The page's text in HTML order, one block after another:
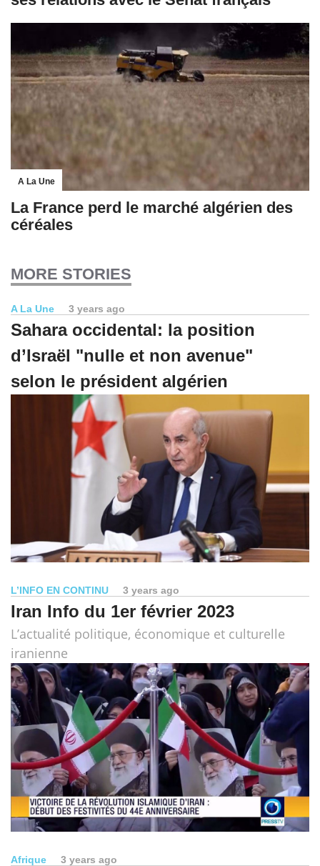
A La Une
La France perd le marché algérien des
céréales
MORE STORIES
A La Une 3 years ago
Sahara occidental: la position
d’Israël "nulle et non avenue"
selon le président algérien
L’INFO EN CONTINU 3 years ago
Iran Info du 1er février 2023
L’actualité politique, économique et culturelle
iranienne
Afrique 3 years ago